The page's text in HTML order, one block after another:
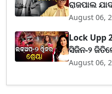
ରାଜପାଲ
August 06,
Lock Upp
ସିଜିନ-୨
August 06,